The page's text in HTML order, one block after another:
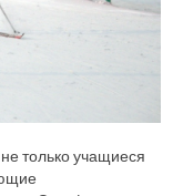
только учащиеся